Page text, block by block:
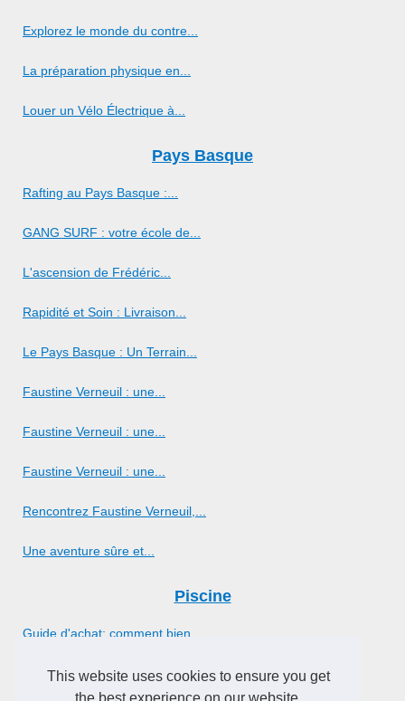
This website uses cookies to ensure you get
Explorez le monde du contre...
La préparation physique en...
Louer un Vélo Électrique à...
Pays Basque
Rafting au Pays Basque :...
GANG SURF : votre école de...
L'ascension de Frédéric...
Rapidité et Soin : Livraison...
Le Pays Basque : Un Terrain...
Faustine Verneuil : une...
Faustine Verneuil : une...
Faustine Verneuil : une...
Rencontrez Faustine Verneuil,...
Une aventure sûre et...
Piscine
Guide d'achat: comment bien...
Spa